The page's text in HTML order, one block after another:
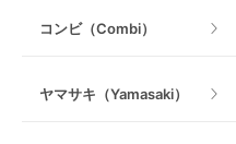
ひもや高級ベビーカーな
要で実際に物を見て、使
みることによって、さま
すことができます。赤ち
コンビ（Combi）
ヤマサキ（Yamasaki）